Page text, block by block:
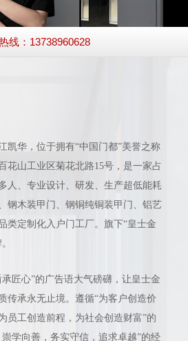
线：13738960628
华，位于拥有“中国门都”美誉之称
花山工业区菊花北路15号，是一家占
人、专业设计、研发、生产超低能耗
钢木装甲门、钢铜纯铜装甲门、铝艺
类定制化入户门工厂。旗下“皇士金
心”的广告语大气磅礴，让皇士金
传承永无止境。遵循“为客户创造价
员工创造前程，为社会创造财富”的
学向善，务实守信，追求卓越”的经